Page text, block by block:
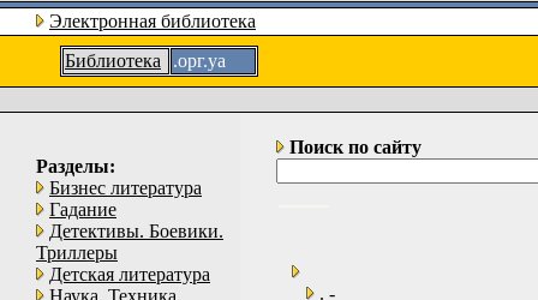
Электронная библиотека
Библиотека
.орг.уа
Разделы:
Бизнес литература
Гадание
Детективы. Боевики.
Триллеры
Детская литература
Наука. Техника.
Поиск по сайту
. -